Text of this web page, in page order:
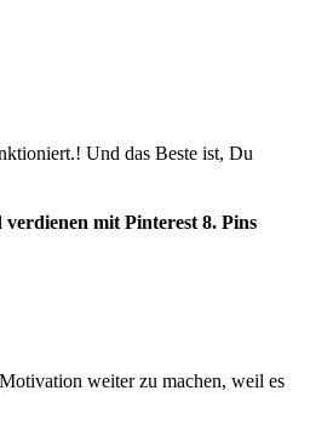
Und das Beste ist, Du
weiter zu machen, weil es
mit Pinterest 8. Pins